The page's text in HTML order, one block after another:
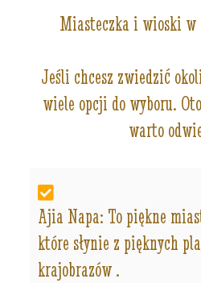
Miasteczka i wioski
Jeśli chcesz zwiedzić
wiele opcji do wyboru.
warto
Ajia Napa: To piękne
które słynie z pięknych
krajobrazów .